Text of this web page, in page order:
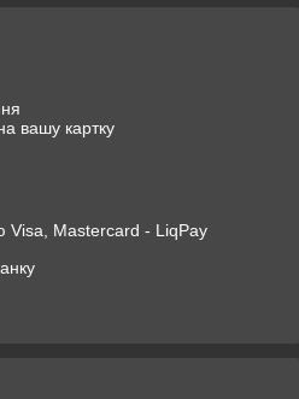
вашу картку
Visa, Mastercard - LiqPay